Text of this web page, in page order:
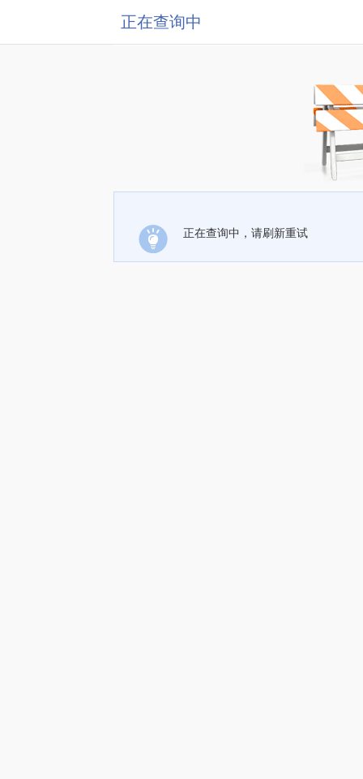
正在查询中
正在查询中，请刷新重试